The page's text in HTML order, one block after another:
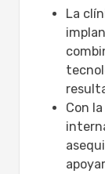
La
Con